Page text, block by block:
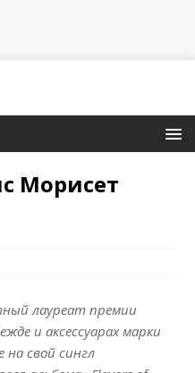
Морисет
лауреат премии
и аксессуарах марки
на свой сингл